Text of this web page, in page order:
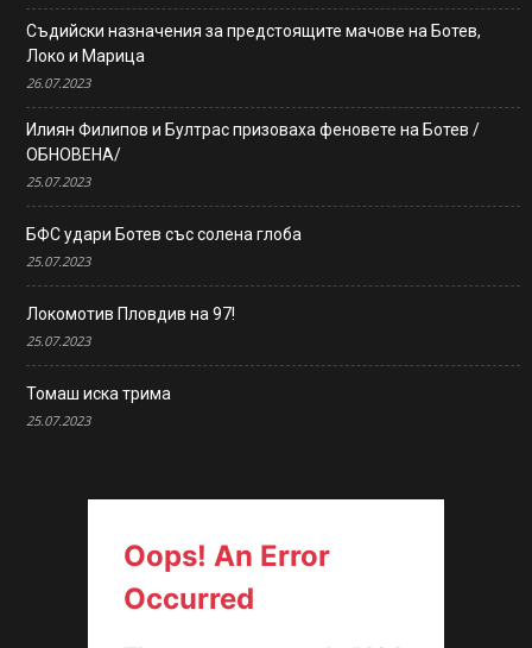
Съдийски назначения за предстоящите мачове на Ботев,
Локо и Марица
26.07.2023
Илиян Филипов и Бултрас призоваха феновете на Ботев /
ОБНОВЕНА/
25.07.2023
БФС удари Ботев със солена глоба
25.07.2023
Локомотив Пловдив на 97!
25.07.2023
Томаш иска трима
25.07.2023